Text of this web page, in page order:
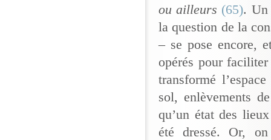
ou ailleurs (65). Un
la question de la
– se pose encore,
opérés pour
transformé
sol, enlèvements
qu’un état des
été dressé. Or, on